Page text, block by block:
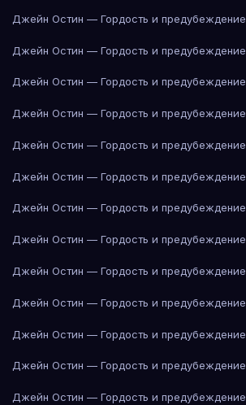
Джейн Остин — Гордость и предубеждение
Джейн Остин — Гордость и предубеждение
Джейн Остин — Гордость и предубеждение
Джейн Остин — Гордость и предубеждение
Джейн Остин — Гордость и предубеждение
Джейн Остин — Гордость и предубеждение
Джейн Остин — Гордость и предубеждение
Джейн Остин — Гордость и предубеждение
Джейн Остин — Гордость и предубеждение
Джейн Остин — Гордость и предубеждение
Джейн Остин — Гордость и предубеждение
Джейн Остин — Гордость и предубеждение
Джейн Остин — Гордость и предубеждение